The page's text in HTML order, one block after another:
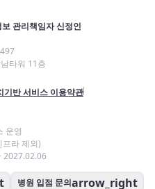
관리책임자 신정인
타워 11층
기반 서비스 이용약관
운영
라 제외)
2027.02.06
병원 입점 문의arrow_right